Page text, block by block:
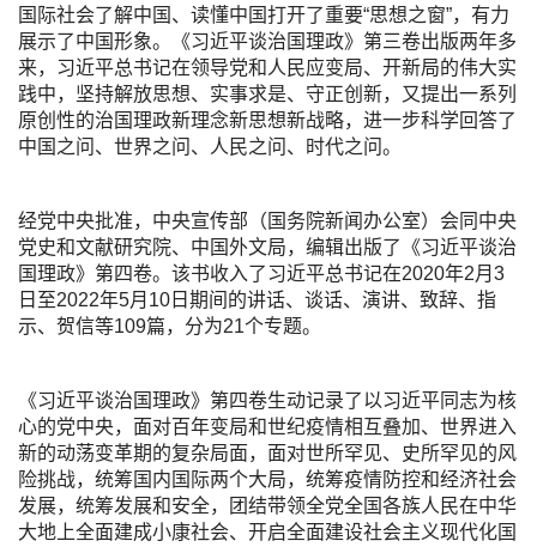
国际社会了解中国、读懂中国打开了重要“思想之窗”，有力
展示了中国形象。《习近平谈治国理政》第三卷出版两年多
来，习近平总书记在领导党和人民应变局、开新局的伟大实
践中，坚持解放思想、实事求是、守正创新，又提出一系列
原创性的治国理政新理念新思想新战略，进一步科学回答了
中国之问、世界之问、人民之问、时代之问。
经党中央批准，中央宣传部（国务院新闻办公室）会同中央
党史和文献研究院、中国外文局，编辑出版了《习近平谈治
国理政》第四卷。该书收入了习近平总书记在2020年2月3
日至2022年5月10日期间的讲话、谈话、演讲、致辞、指
示、贺信等109篇，分为21个专题。
《习近平谈治国理政》第四卷生动记录了以习近平同志为核
心的党中央，面对百年变局和世纪疫情相互叠加、世界进入
新的动荡变革期的复杂局面，面对世所罕见、史所罕见的风
险挑战，统筹国内国际两个大局，统筹疫情防控和经济社会
发展，统筹发展和安全，团结带领全党全国各族人民在中华
大地上全面建成小康社会、开启全面建设社会主义现代化国